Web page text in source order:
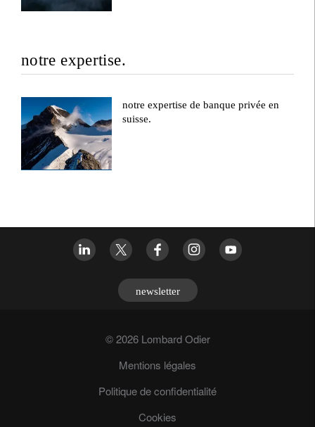
notre expertise.
notre expertise de banque privée en
suisse.
newsletter
© 2026 Lombard Odier
Mentions légales
Politique de confidentialité
Cookies